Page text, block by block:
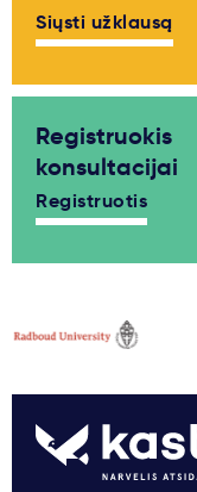
Siųsti užklausą
Registruokis
konsultacijai
Registruotis